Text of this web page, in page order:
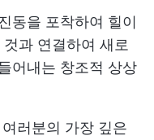
동을 포착하여 힐이
과 연결하여 새로
어내는 창조적 상상
러분의 가장 깊은